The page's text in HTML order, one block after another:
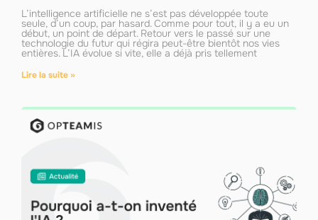
L’intelligence artificielle ne s’est pas développée toute
seule, d’un coup, par hasard. Comme pour tout, il y a eu un
début, un point de départ. Retour vers le passé sur une
technologie du futur qui régira peut-être bientôt nos vies
entières. L’IA évolue si vite, elle a déjà pris tellement
Lire la suite »